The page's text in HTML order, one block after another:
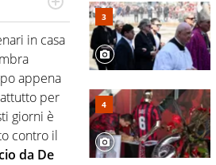
calcio con
in casa
appena
per
giorni è
contro il
da De